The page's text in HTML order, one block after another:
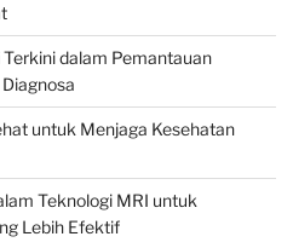
Terkini dalam Pemantauan
untuk Menjaga Kesehatan
Teknologi MRI untuk
Lebih Efektif